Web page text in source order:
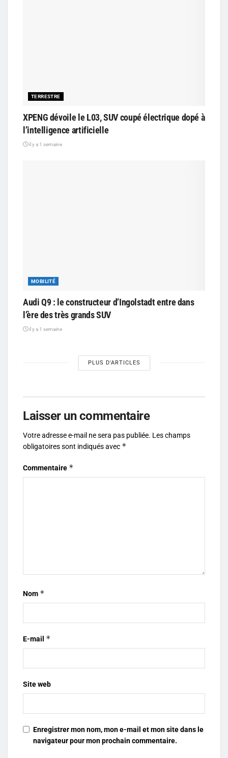
TERRESTRE
XPENG dévoile le L03, SUV coupé électrique dopé à
l’intelligence artificielle
il y a 1 semaine
MOBILITÉ
Audi Q9 : le constructeur d’Ingolstadt entre dans
l’ère des très grands SUV
il y a 1 semaine
PLUS D'ARTICLES
Laisser un commentaire
Votre adresse e-mail ne sera pas publiée. Les champs
obligatoires sont indiqués avec *
Commentaire *
Nom *
E-mail *
Site web
Enregistrer mon nom, mon e-mail et mon site dans le
navigateur pour mon prochain commentaire.